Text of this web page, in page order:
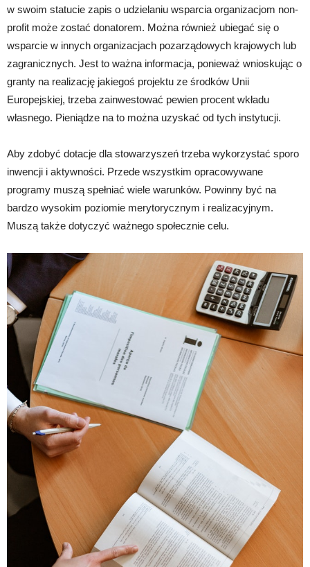
w swoim statucie zapis o udzielaniu wsparcia organizacjom non-
profit może zostać donatorem. Można również ubiegać się o
wsparcie w innych organizacjach pozarządowych krajowych lub
zagranicznych. Jest to ważna informacja, ponieważ wnioskując o
granty na realizację jakiegoś projektu ze środków Unii
Europejskiej, trzeba zainwestować pewien procent wkładu
własnego. Pieniądze na to można uzyskać od tych instytucji.
Aby zdobyć dotacje dla stowarzyszeń trzeba wykorzystać sporo
inwencji i aktywności. Przede wszystkim opracowywane
programy muszą spełniać wiele warunków. Powinny być na
bardzo wysokim poziomie merytorycznym i realizacyjnym.
Muszą także dotyczyć ważnego społecznie celu.